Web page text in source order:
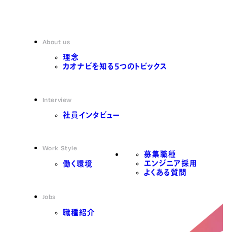
About us
理念
カオナビを知る5つのトピックス
Interview
社員インタビュー
Work Style
働く環境
Jobs
職種紹介
募集職種
エンジニア採用
よくある質問